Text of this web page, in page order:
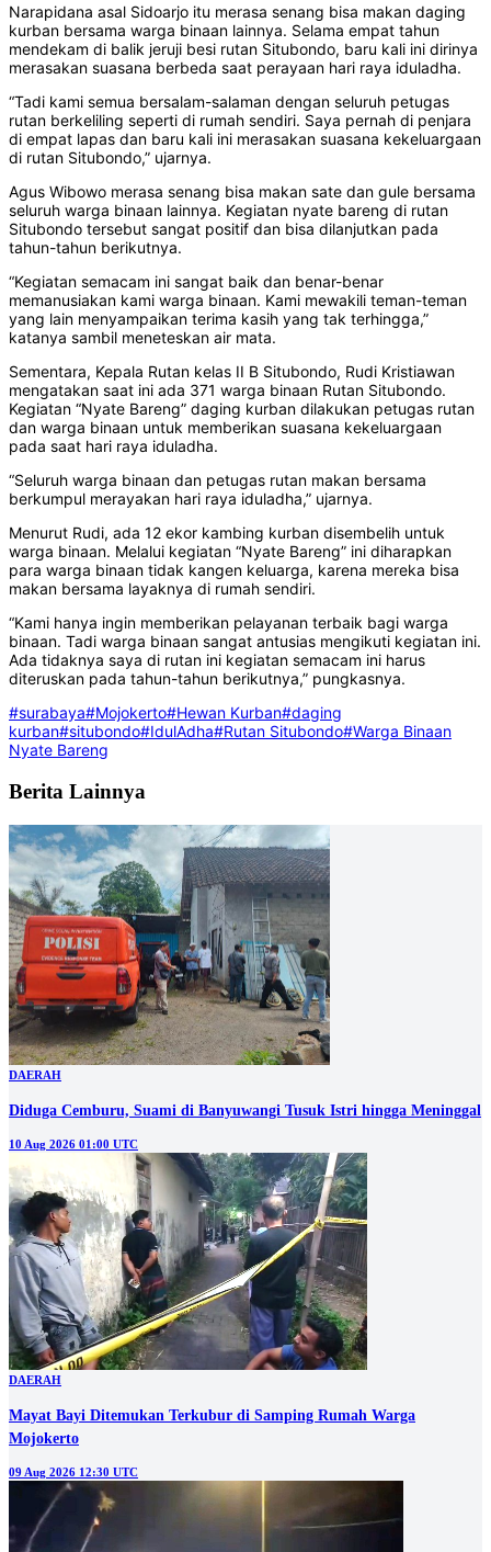
Narapidana asal Sidoarjo itu merasa senang bisa makan daging
kurban bersama warga binaan lainnya. Selama empat tahun
mendekam di balik jeruji besi rutan Situbondo, baru kali ini dirinya
merasakan suasana berbeda saat perayaan hari raya iduladha.
“Tadi kami semua bersalam-salaman dengan seluruh petugas
rutan berkeliling seperti di rumah sendiri. Saya pernah di penjara
di empat lapas dan baru kali ini merasakan suasana kekeluargaan
di rutan Situbondo,” ujarnya.
Agus Wibowo merasa senang bisa makan sate dan gule bersama
seluruh warga binaan lainnya. Kegiatan nyate bareng di rutan
Situbondo tersebut sangat positif dan bisa dilanjutkan pada
tahun-tahun berikutnya.
“Kegiatan semacam ini sangat baik dan benar-benar
memanusiakan kami warga binaan. Kami mewakili teman-teman
yang lain menyampaikan terima kasih yang tak terhingga,”
katanya sambil meneteskan air mata.
Sementara, Kepala Rutan kelas II B Situbondo, Rudi Kristiawan
mengatakan saat ini ada 371 warga binaan Rutan Situbondo.
Kegiatan “Nyate Bareng” daging kurban dilakukan petugas rutan
dan warga binaan untuk memberikan suasana kekeluargaan
pada saat hari raya iduladha.
“Seluruh warga binaan dan petugas rutan makan bersama
berkumpul merayakan hari raya iduladha,” ujarnya.
Menurut Rudi, ada 12 ekor kambing kurban disembelih untuk
warga binaan. Melalui kegiatan “Nyate Bareng” ini diharapkan
para warga binaan tidak kangen keluarga, karena mereka bisa
makan bersama layaknya di rumah sendiri.
“Kami hanya ingin memberikan pelayanan terbaik bagi warga
binaan. Tadi warga binaan sangat antusias mengikuti kegiatan ini.
Ada tidaknya saya di rutan ini kegiatan semacam ini harus
diteruskan pada tahun-tahun berikutnya,” pungkasnya.
#surabaya#Mojokerto#Hewan Kurban#daging
kurban#situbondo#IdulAdha#Rutan Situbondo#Warga Binaan
Nyate Bareng
Berita Lainnya
DAERAH
Diduga Cemburu, Suami di Banyuwangi Tusuk Istri hingga Meninggal
10 Aug 2026 01:00 UTC
DAERAH
Mayat Bayi Ditemukan Terkubur di Samping Rumah Warga
Mojokerto
09 Aug 2026 12:30 UTC